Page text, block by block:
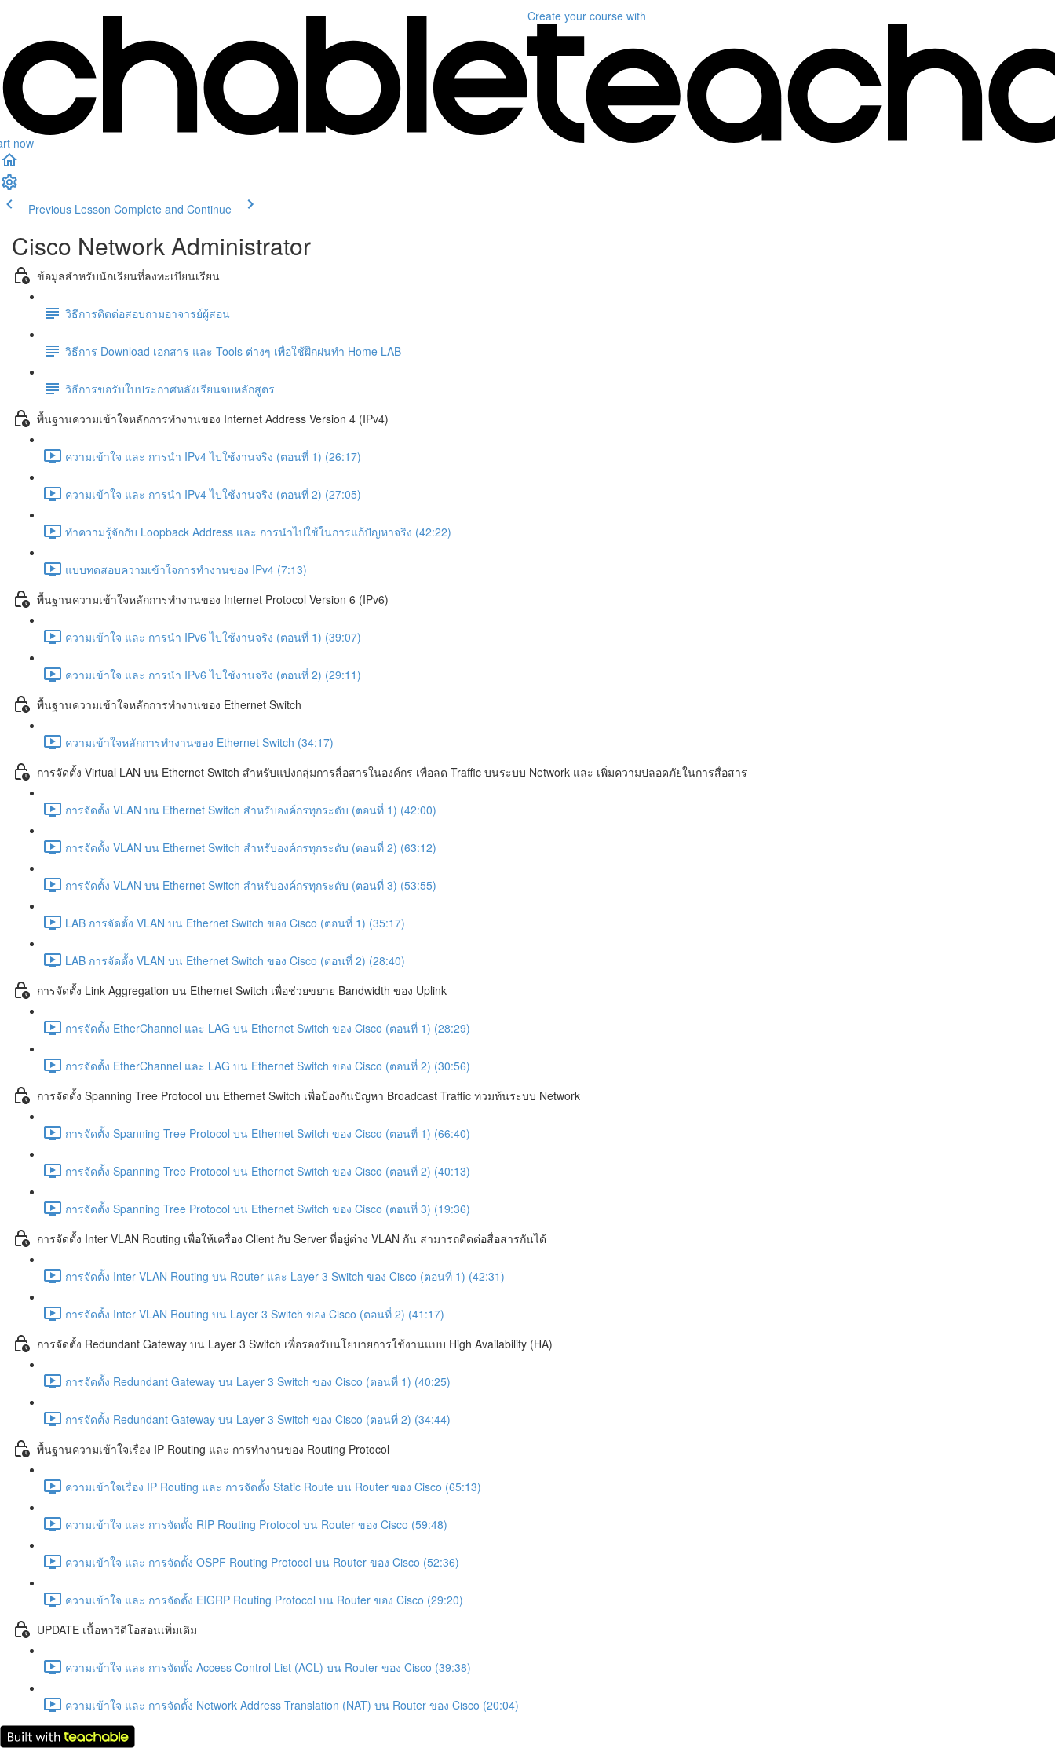
now
Create your course with
Previous Lesson Complete and Continue
Cisco Network Administrator
ข้อมูลสำหรับนักเรียนที่ลงทะเบียนเรียน
วิธีการติดต่อสอบถามอาจารย์ผู้สอน
วิธีการ Download เอกสาร และ Tools ต่างๆ เพื่อใช้ฝึกฝนทำ Home LAB
วิธีการขอรับใบประกาศหลังเรียนจบหลักสูตร
พื้นฐานความเข้าใจหลักการทำงานของ Internet Address Version 4 (IPv4)
ความเข้าใจ และ การนำ IPv4 ไปใช้งานจริง (ตอนที่ 1) (26:17)
ความเข้าใจ และ การนำ IPv4 ไปใช้งานจริง (ตอนที่ 2) (27:05)
ทำความรู้จักกับ Loopback Address และ การนำไปใช้ในการแก้ปัญหาจริง (42:22)
แบบทดสอบความเข้าใจการทำงานของ IPv4 (7:13)
พื้นฐานความเข้าใจหลักการทำงานของ Internet Protocol Version 6 (IPv6)
ความเข้าใจ และ การนำ IPv6 ไปใช้งานจริง (ตอนที่ 1) (39:07)
ความเข้าใจ และ การนำ IPv6 ไปใช้งานจริง (ตอนที่ 2) (29:11)
พื้นฐานความเข้าใจหลักการทำงานของ Ethernet Switch
ความเข้าใจหลักการทำงานของ Ethernet Switch (34:17)
การจัดตั้ง Virtual LAN บน Ethernet Switch สำหรับแบ่งกลุ่มการสื่อสารในองค์กร เพื่อลด Traffic บนระบบ Network และ เพิ่มความปลอดภัยในการสื่อสาร
การจัดตั้ง VLAN บน Ethernet Switch สำหรับองค์กรทุกระดับ (ตอนที่ 1) (42:00)
การจัดตั้ง VLAN บน Ethernet Switch สำหรับองค์กรทุกระดับ (ตอนที่ 2) (63:12)
การจัดตั้ง VLAN บน Ethernet Switch สำหรับองค์กรทุกระดับ (ตอนที่ 3) (53:55)
LAB การจัดตั้ง VLAN บน Ethernet Switch ของ Cisco (ตอนที่ 1) (35:17)
LAB การจัดตั้ง VLAN บน Ethernet Switch ของ Cisco (ตอนที่ 2) (28:40)
การจัดตั้ง Link Aggregation บน Ethernet Switch เพื่อช่วยขยาย Bandwidth ของ Uplink
การจัดตั้ง EtherChannel และ LAG บน Ethernet Switch ของ Cisco (ตอนที่ 1) (28:29)
การจัดตั้ง EtherChannel และ LAG บน Ethernet Switch ของ Cisco (ตอนที่ 2) (30:56)
การจัดตั้ง Spanning Tree Protocol บน Ethernet Switch เพื่อป้องกันปัญหา Broadcast Traffic ท่วมท้นระบบ Network
การจัดตั้ง Spanning Tree Protocol บน Ethernet Switch ของ Cisco (ตอนที่ 1) (66:40)
การจัดตั้ง Spanning Tree Protocol บน Ethernet Switch ของ Cisco (ตอนที่ 2) (40:13)
การจัดตั้ง Spanning Tree Protocol บน Ethernet Switch ของ Cisco (ตอนที่ 3) (19:36)
การจัดตั้ง Inter VLAN Routing เพื่อให้เครื่อง Client กับ Server ที่อยู่ต่าง VLAN กัน สามารถติดต่อสื่อสารกันได้
การจัดตั้ง Inter VLAN Routing บน Router และ Layer 3 Switch ของ Cisco (ตอนที่ 1) (42:31)
การจัดตั้ง Inter VLAN Routing บน Layer 3 Switch ของ Cisco (ตอนที่ 2) (41:17)
การจัดตั้ง Redundant Gateway บน Layer 3 Switch เพื่อรองรับนโยบายการใช้งานแบบ High Availability (HA)
การจัดตั้ง Redundant Gateway บน Layer 3 Switch ของ Cisco (ตอนที่ 1) (40:25)
การจัดตั้ง Redundant Gateway บน Layer 3 Switch ของ Cisco (ตอนที่ 2) (34:44)
พื้นฐานความเข้าใจเรื่อง IP Routing และ การทำงานของ Routing Protocol
ความเข้าใจเรื่อง IP Routing และ การจัดตั้ง Static Route บน Router ของ Cisco (65:13)
ความเข้าใจ และ การจัดตั้ง RIP Routing Protocol บน Router ของ Cisco (59:48)
ความเข้าใจ และ การจัดตั้ง OSPF Routing Protocol บน Router ของ Cisco (52:36)
ความเข้าใจ และ การจัดตั้ง EIGRP Routing Protocol บน Router ของ Cisco (29:20)
UPDATE เนื้อหาวิดีโอสอนเพิ่มเติม
ความเข้าใจ และ การจัดตั้ง Access Control List (ACL) บน Router ของ Cisco (39:38)
ความเข้าใจ และ การจัดตั้ง Network Address Translation (NAT) บน Router ของ Cisco (20:04)